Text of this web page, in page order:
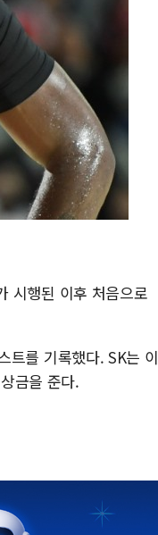
시행된 이후 처음으로
트를 기록했다. SK는 이
금을 준다.